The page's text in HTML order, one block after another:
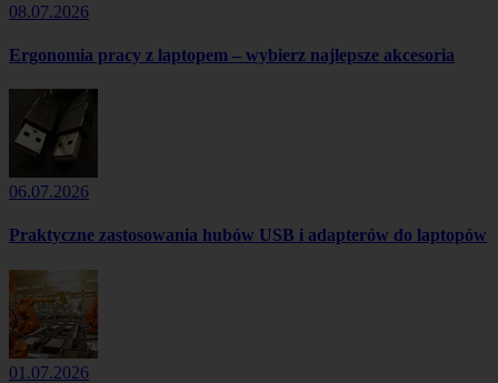
08.07.2026
Ergonomia pracy z laptopem – wybierz najlepsze akcesoria
06.07.2026
Praktyczne zastosowania hubów USB i adapterów do laptopów
01.07.2026